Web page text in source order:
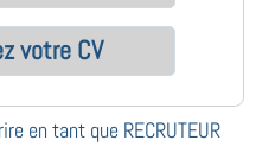
votre CV
en tant que RECRUTEUR